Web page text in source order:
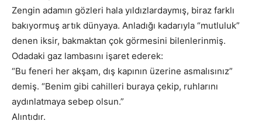
Zengin adamın gözleri hala yıldızlardaymış, biraz farklı
bakıyormuş artık dünyaya. Anladığı kadarıyla “mutluluk”
denen iksir, bakmaktan çok görmesini bilenlerinmiş.
Odadaki gaz lambasını işaret ederek:
“Bu feneri her akşam, dış kapının üzerine asmalısınız”
demiş. “Benim gibi cahilleri buraya çekip, ruhlarını
aydınlatmaya sebep olsun.”
Alıntıdır.